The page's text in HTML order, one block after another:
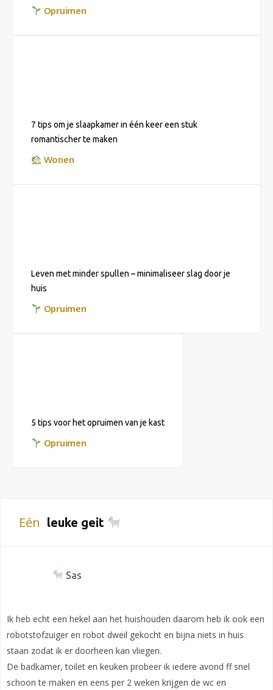
Opruimen
7 tips om je slaapkamer in één keer een stuk
romantischer te maken
Wonen
Leven met minder spullen – minimaliseer slag door je
huis
Opruimen
5 tips voor het opruimen van je kast
Opruimen
Eén leuke geit
Sas
Ik heb echt een hekel aan het huishouden daarom heb ik ook een
robotstofzuiger en robot dweil gekocht en bijna niets in huis
staan zodat ik er doorheen kan vliegen.
De badkamer, toilet en keuken probeer ik iedere avond ff snel
schoon te maken en eens per 2 weken krijgen de wc en